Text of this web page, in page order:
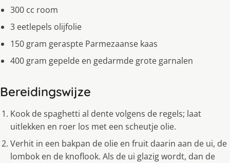
300 cc room
3 eetlepels olijfolie
150 gram geraspte Parmezaanse kaas
400 gram gepelde en gedarmde grote garnalen
Bereidingswijze
Kook de spaghetti al dente volgens de regels; laat
uitlekken en roer los met een scheutje olie.
Verhit in een bakpan de olie en fruit daarin aan de ui, de
lombok en de knoflook. Als de ui glazig wordt, dan de